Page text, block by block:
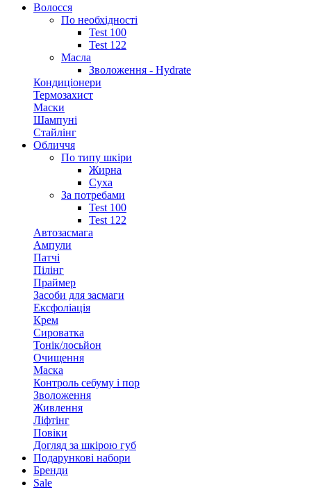
Волосся
По необхідності
Test 100
Test 122
Масла
Зволоження - Hydrate
Кондиціонери
Термозахист
Маски
Шампуні
Стайлінг
Обличчя
По типу шкіри
Жирна
Суха
За потребами
Test 100
Test 122
Автозасмага
Ампули
Патчі
Пілінг
Праймер
Засоби для засмаги
Ексфоліація
Крем
Сироватка
Тонік/лосьйон
Очищення
Маска
Контроль себуму і пор
Зволоження
Живлення
Ліфтінг
Повіки
Догляд за шкірою губ
Подарункові набори
Бренди
Sale